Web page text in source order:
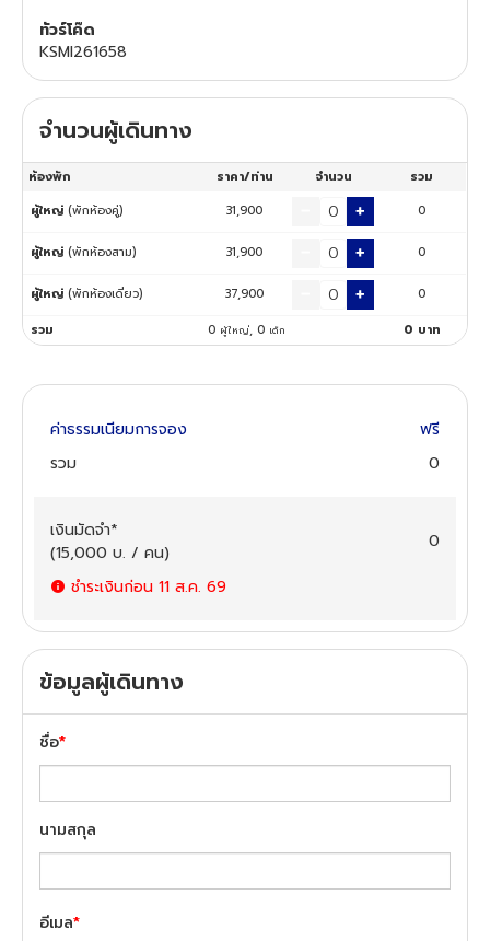
ทัวร์โค๊ด
KSMI261658
จำนวนผู้เดินทาง
ห้องพัก ราคา/ท่าน จำนวน
รวม
ผู้ใหญ่ (พักห้องคู่) 31,900 0
ผู้ใหญ่ (พักห้องสาม) 31,900 0
ผู้ใหญ่ (พักห้องเดี่ยว) 37,900
0
รวม
0 ผู้ใหญ่, 0 เด็ก 0 บาท
ค่าธรรมเนียมการจอง
ฟรี
รวม
0
เงินมัดจำ*
(15,000 บ. / คน)
0
ชำระเงินก่อน 11 ส.ค. 69
ข้อมูลผู้เดินทาง
ชื่อ*
นามสกุล
อีเมล*
ทัวร์อินเดีย
ทัวร์บาหลี
ทัวร์นิวซีแลนด์
ทัวร์ออสเตรเลีย